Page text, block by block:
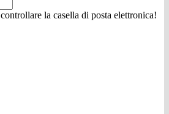
la casella di posta elettronica!